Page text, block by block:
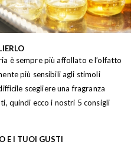
è sempre più affollato e l’olfatto
più sensibili agli stimoli
scegliere una fragranza
quindi ecco i nostri 5 consigli
E I TUOI GUSTI